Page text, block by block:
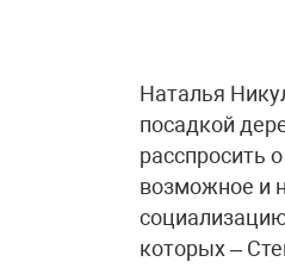
Наталья
посадкой
расспросить
возможное и
которых –